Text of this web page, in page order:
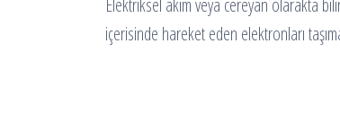
Elektriksel akım veya cereyan olarakta
içerisinde hareket eden elektronları